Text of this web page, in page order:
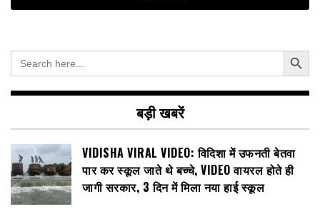
Search
for:
Search Button
बड़ी खबरें
VIDISHA VIRAL VIDEO: विदिशा में उफनती बेतवा
पार कर स्कूल जाते थे बच्चे, VIDEO वायरल होते ही
जागी सरकार, 3 दिन में मिला नया हाई स्कूल